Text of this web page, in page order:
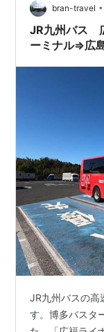
報を知りたい…
bran-travel •
JR九州バス
ーミナル⇒広
JR九州バスの高
す。博多バスタ